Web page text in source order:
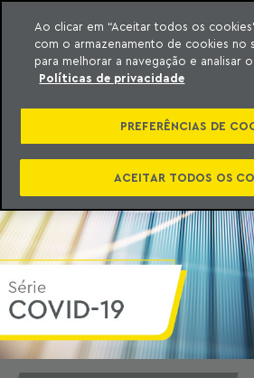
o conteúdo
Machado Meyer
Ao clicar em “Aceitar todos os
com o armazenamento de cookies no
para melhorar a navegação e analisar
Políticas de privacidade
PREFERÊNCIAS DE
ACEITAR TODOS OS